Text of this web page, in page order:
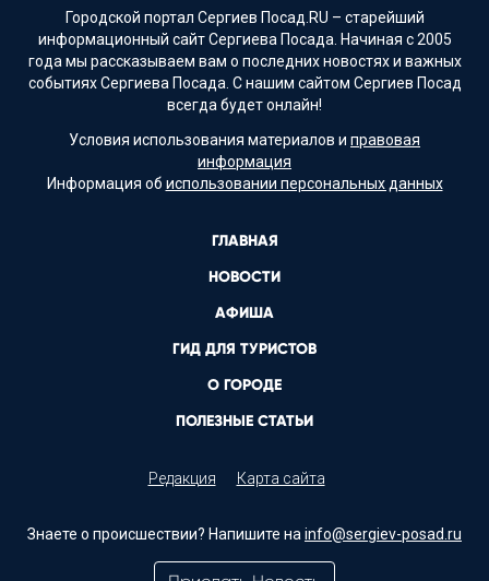
Городской портал Сергиев Посад.RU – старейший
информационный сайт Сергиева Посада. Начиная с 2005
года мы рассказываем вам о последних новостях и важных
событиях Сергиева Посада. С нашим сайтом Сергиев Посад
всегда будет онлайн!
Условия использования материалов и правовая
информация
Информация об использовании персональных данных
ГЛАВНАЯ
НОВОСТИ
АФИША
ГИД ДЛЯ ТУРИСТОВ
О ГОРОДЕ
ПОЛЕЗНЫЕ СТАТЬИ
Редакция Карта сайта
Знаете о происшествии? Напишите на info@sergiev-posad.ru